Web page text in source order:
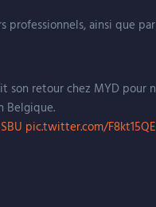
ainsi que
son retour chez MYD pour
Belgique.
pic.twitter.com/